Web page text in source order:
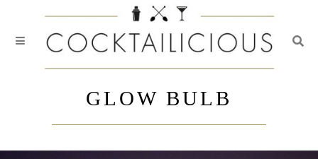
GLOW BULB